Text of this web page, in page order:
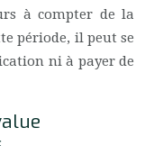
à compter de la
période, il peut se
ni à payer de